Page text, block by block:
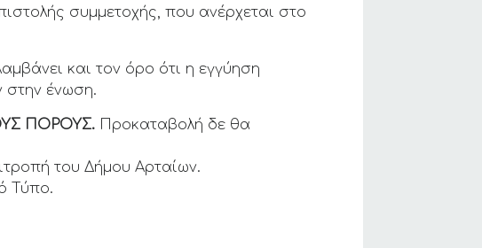
συμμετοχής, που ανέρχεται στο
και τον όρο ότι η εγγύηση
στην ένωση.
ΠΟΡΟΥΣ. Προκαταβολή δε θα
του Δήμου Αρταίων.
Τύπο.